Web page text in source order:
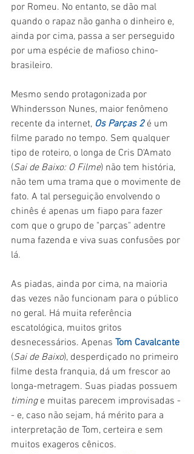
por Romeu. No entanto, se dão mal
quando o rapaz não ganha o dinheiro e,
ainda por cima, passa a ser perseguido
por uma espécie de mafioso chino-
brasileiro.
Mesmo sendo protagonizada por
Whindersson Nunes, maior fenômeno
recente da internet, Os Parças 2 é um
filme parado no tempo. Sem qualquer
tipo de roteiro, o longa de Cris D'Amato
(Sai de Baixo: O Filme) não tem história,
não tem uma trama que o movimente de
fato. A tal perseguição envolvendo o
chinês é apenas um fiapo para fazer
com que o grupo de "parças" adentre
numa fazenda e viva suas confusões por
lá.
As piadas, ainda por cima, na maioria
das vezes não funcionam para o público
no geral. Há muita referência
escatológica, muitos gritos
desnecessários. Apenas Tom Cavalcante
(Sai de Baixo), desperdiçado no primeiro
filme desta franquia, dá um frescor ao
longa-metragem. Suas piadas possuem
timing e muitas parecem improvisadas -
- e, caso não sejam, há mérito para a
interpretação de Tom, certeira e sem
muitos exageros cênicos.